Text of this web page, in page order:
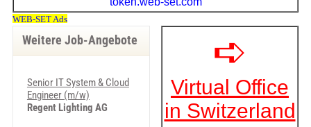
Weitere Job-Angebote
Senior IT System & Cloud
Engineer (m/w)
Regent Lighting AG